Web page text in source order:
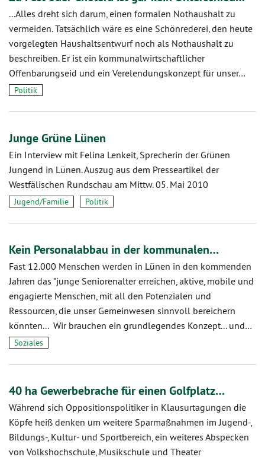
...Alles dreht sich darum, einen formalen Nothaushalt zu
vermeiden. Tatsächlich wäre es eine Schönrederei, den heute
vorgelegten Haushaltsentwurf noch als Nothaushalt zu
beschreiben. Er ist ein kommunalwirtschaftlicher
Offenbarungseid und ein Verelendungskonzept für unser…
Politik
Junge Grüne Lünen
Ein Interview mit Felina Lenkeit, Sprecherin der Grünen
Jungend in Lünen. Auszug aus dem Presseartikel der
Westfälischen Rundschau am Mittw. 05. Mai 2010
Jugend/Familie Politik
Kein Personalabbau in der kommunalen…
Fast 12.000 Menschen werden in Lünen in den kommenden
Jahren das "junge Seniorenalter erreichen, aktive, mobile und
engagierte Menschen, mit all den Potenzialen und
Ressourcen, die unser Gemeinwesen sinnvoll bereichern
könnten... Wir brauchen ein grundlegendes Konzept... und…
Soziales
40 ha Gewerbebrache für einen Golfplatz…
Während sich Oppositionspolitiker in Klausurtagungen die
Köpfe heiß denken um weitere Sparmaßnahmen im Jugend-,
Bildungs-, Kultur- und Sportbereich, ein weiteres Abspecken
von Volkshochschule, Musikschule und Theater